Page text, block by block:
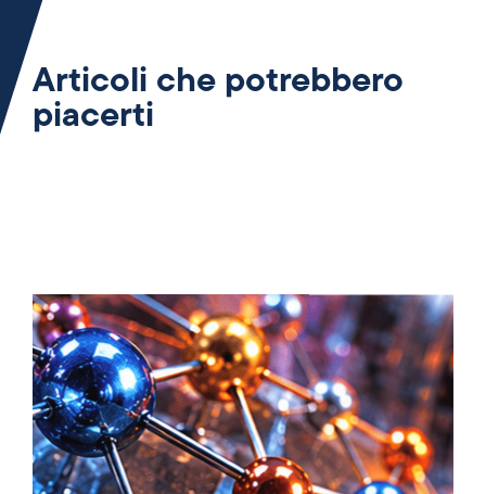
Articoli che potrebbero
piacerti